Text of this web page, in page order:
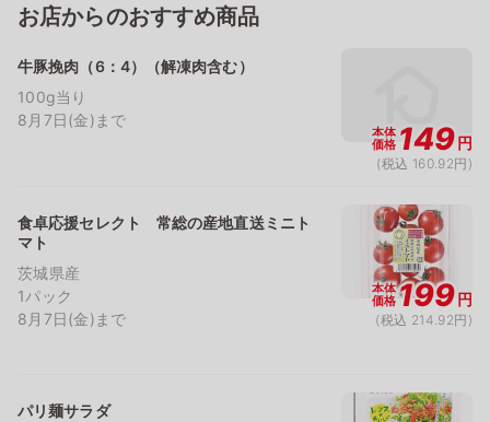
お店からのおすすめ商品
牛豚挽肉（6：4）（解凍肉含む）
100g当り
8月7日(金)まで
本体
価格 149円
(税込 160.92円)
食卓応援セレクト 常総の産地直送ミニト
マト
茨城県産
1パック
8月7日(金)まで
本体
価格199円
(税込 214.92円)
パリ麺サラダ